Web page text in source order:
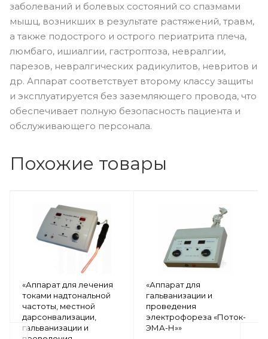
заболеваний и болевых состояний со спазмами
мышц, возникших в результате растяжений, травм,
а также подострого и острого периатрита плеча,
люмбаго, ишиалгии, гастроптоза, невралгии,
парезов, невралгических радикулитов, невритов и
др. Аппарат соответствует второму классу защиты
и эксплуатируется без заземляющего провода, что
обеспечивает полную безопасность пациента и
обслуживающего персонала.
Похожие товары
«Аппарат для лечения
токами надтональной
частоты, местной
дарсонвализации,
гальванизации и
«Аппарат для
гальванизации и
проведения
электрофореза «Поток-
ЭМА-Н»»